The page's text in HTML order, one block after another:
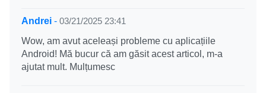
Andrei - 03/21/2025 23:41
Wow, am avut aceleași probleme cu aplicațiile
Android! Mă bucur că am găsit acest articol, m-a
ajutat mult. Mulțumesc